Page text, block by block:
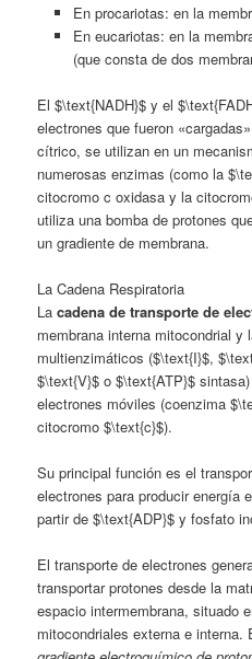
En procariotas: en la
En eucariotas: en la
(que consta de dos
El $\text{NADH}$ y el
electrones que fueron
cítrico, se utilizan en un
numerosas enzimas (como la
citocromo c oxidasa y la
utiliza una bomba de protones
un gradiente de membrana.
La Cadena Respiratoria
Lacadena de transporte de
membrana interna mitocondrial
multienzimáticos ($\text{I}$,
$\text{V}$ o $\text{ATP}$
electrones móviles (coenzima
citocromo $\text{c}$).
Su principal función es el
electrones para producir energía
partir de $\text{ADP}$ y fosfato
El transporte de electrones
transportar protones desde la
espacio intermembrana, situado
mitocondriales externa e interna.